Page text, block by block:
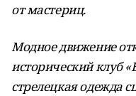
от мастериц.
Модное движение
исторический клуб
стрелецкая одежда